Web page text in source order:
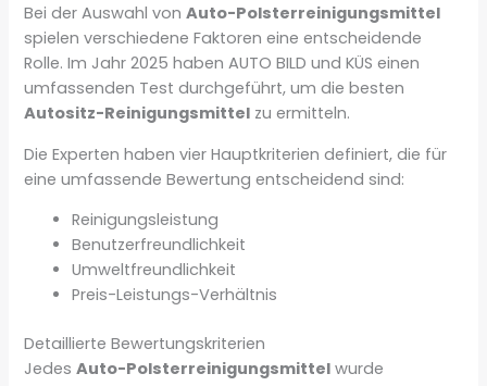
Bei der Auswahl vonAuto-Polsterreinigungsmittel
spielen verschiedene Faktoren eine entscheidende
Rolle. Im Jahr 2025 haben AUTO BILD und KÜS einen
umfassenden Test durchgeführt, um die besten
Autositz-Reinigungsmittel zu ermitteln.
Die Experten haben vier Hauptkriterien definiert, die für
eine umfassende Bewertung entscheidend sind:
Reinigungsleistung
Benutzerfreundlichkeit
Umweltfreundlichkeit
Preis-Leistungs-Verhältnis
Detaillierte Bewertungskriterien
JedesAuto-Polsterreinigungsmittel wurde